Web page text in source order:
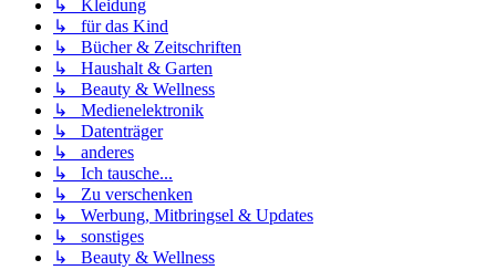
↳ Kleidung
↳ für das Kind
↳ Bücher & Zeitschriften
↳ Haushalt & Garten
↳ Beauty & Wellness
↳ Medienelektronik
↳ Datenträger
↳ anderes
↳ Ich tausche...
↳ Zu verschenken
↳ Werbung, Mitbringsel & Updates
↳ sonstiges
↳ Beauty & Wellness